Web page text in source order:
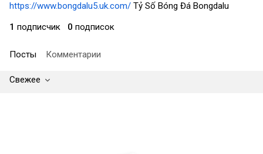
https://www.bongdalu5.uk.com/ Tỷ Số Bóng Đá Bongdalu
1 подписчик 0 подписок
Посты Комментарии
Свежее